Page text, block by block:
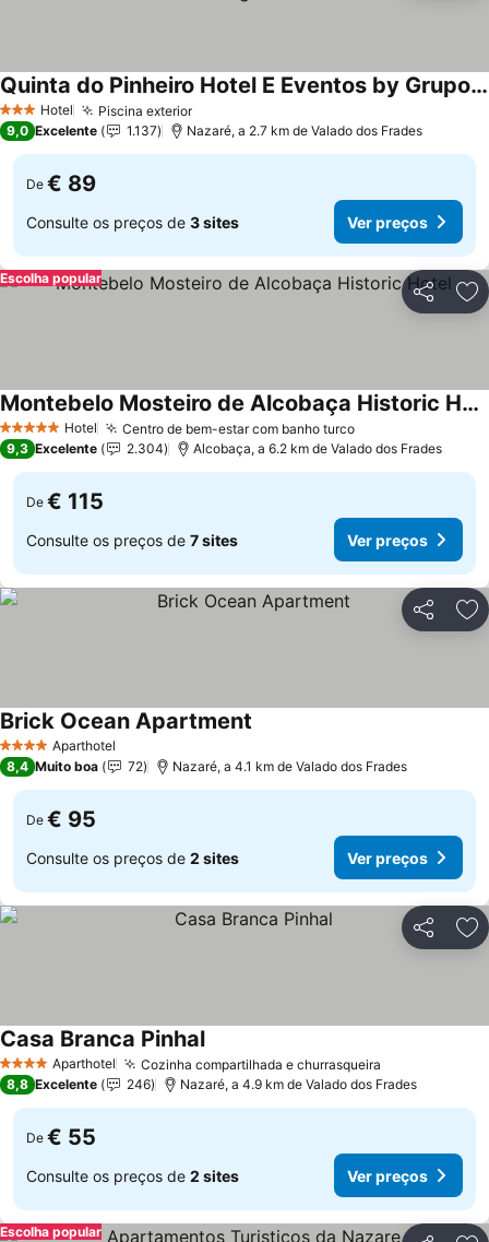
3 EstrelasHotel Piscina exterior
Quinta do Pinheiro Hotel E Eventos by Grupo Quinta dos Lagos
9,0 Excelente 1.137 Nazaré, a 2.7 km de Valado dos Frades
De € 89
Consulte os preços de 3 sites Ver preços
Partilhar
Escolha popular
5 Estrelas Hotel Centro de bem-estar com banho turco
Montebelo Mosteiro de Alcobaça Historic Hotel
9,3 Excelente 2.304 Alcobaça, a 6.2 km de Valado dos Frades
De € 115
Consulte os preços de 7 sites Ver preços
Partilhar
4 EstrelasAparthotel
Brick Ocean Apartment
8,4 Muito boa 72 Nazaré, a 4.1 km de Valado dos Frades
De € 95
Consulte os preços de 2 sites Ver preços
Partilhar
4 EstrelasAparthotel Cozinha compartilhada e churrasqueira
Casa Branca Pinhal
8,8 Excelente 246 Nazaré, a 4.9 km de Valado dos Frades
De € 55
Consulte os preços de 2 sites Ver preços
Escolha popular